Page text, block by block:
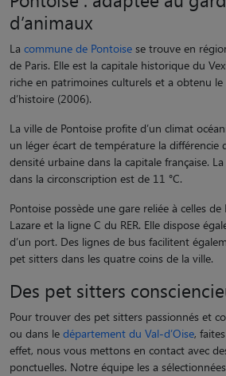
d’animaux
La commune de Pontoise se trouve en
de Paris. Elle est la capitale historique du
riche en patrimoines culturels et a obtenu le
d’histoire (2006).
La ville de Pontoise profite d’un climat
un léger écart de température la différencie
densité urbaine dans la capitale française.
dans la circonscription est de 11 °C.
Pontoise possède une gare reliée à celles
Lazare et la ligne C du RER. Elle dispose
d’un port. Des lignes de bus facilitent
pet sitters dans les quatre coins de la ville.
Des pet sitters
Pour trouver des pet sitters passionnés et
ou dans le département du Val-d’Oise,
effet, nous vous mettons en contact avec
ponctuelles. Notre équipe les a